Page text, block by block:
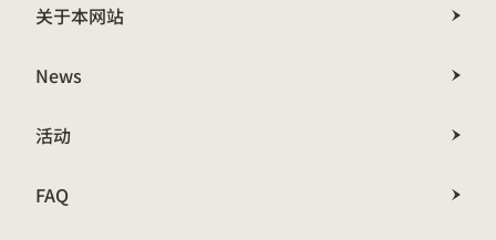
关于本网站
News
活动
FAQ